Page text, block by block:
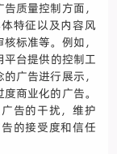
质量控制方面，
特征以及内容风
标准等。例如，
平台提供的控制工
广告进行展示，
商业化的广告。
告的干扰，维护
的接受度和信任